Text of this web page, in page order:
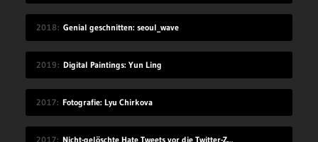
2018 Genial geschnitten: seoul_wave
2019 Digital Paintings: Yun Ling
2017 Fotografie: Lyu Chirkova
2017 Nicht-gelöschte Hate Tweets vor die Twitter-Zentrale gesprüht